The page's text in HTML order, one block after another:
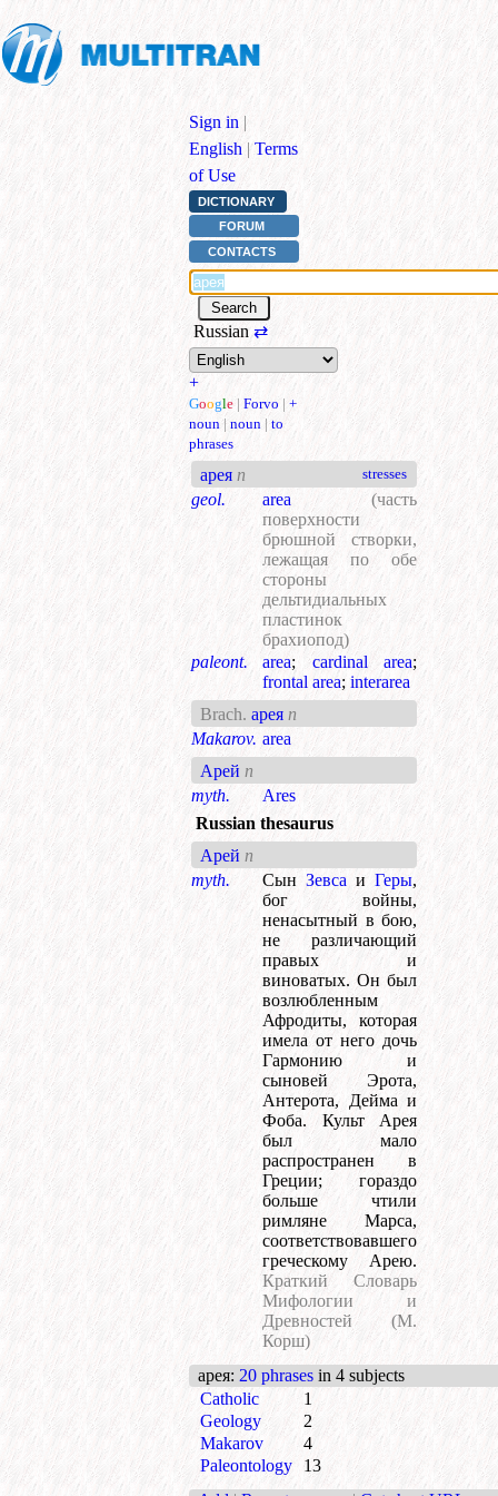
Sign in |
English | Terms
of Use
DICTIONARY
FORUM
CONTACTS
Russian ⇄
+
Google | Forvo | +
noun | noun | to
phrases
арея n stresses
geol. area
(часть
поверхности
брюшной створки,
лежащая по обе
стороны
дельтидиальных
пластинок
брахиопод)
paleont.
area;cardinal area;
frontal area; interarea
Brach. арея n
Makarov. area
Арей n
myth.
Ares
Russian thesaurus
Арей n
myth.
Сын Зевса и Геры,
бог войны,
ненасытный в бою,
не различающий
правых и
виноватых. Он был
возлюбленным
Афродиты, которая
имела от него дочь
Гармонию и
сыновей Эрота,
Антерота, Дейма и
Фоба. Культ Арея
был мало
распространен в
Греции; гораздо
больше чтили
римляне Марса,
соответствовавшего
греческому Арею.
Краткий Словарь
Мифологии и
Древностей (М.
Корш)
арея: 20 phrases in 4 subjects
Catholic
1
Geology
2
Makarov
4
Paleontology
13